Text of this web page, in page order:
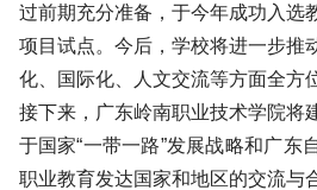
过前期充分准备，于今年成功入选
项目试点。今后，学校将进一步推
化、国际化、人文交流等方面全方
接下来， 广东岭南职业技术学院将
于国家“一带一路”发展战略和广东
职业教育发达国家和地区的交流与